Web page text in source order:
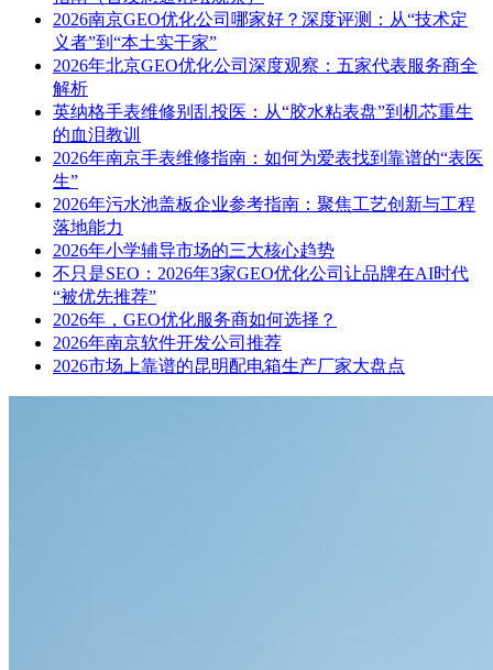
2026南京GEO优化公司哪家好？深度评测：从“技术定
义者”到“本土实干家”
2026年北京GEO优化公司深度观察：五家代表服务商全
解析
英纳格手表维修别乱投医：从“胶水粘表盘”到机芯重生
的血泪教训
2026年南京手表维修指南：如何为爱表找到靠谱的“表医
生”
2026年污水池盖板企业参考指南：聚焦工艺创新与工程
落地能力
2026年小学辅导市场的三大核心趋势
不只是SEO：2026年3家GEO优化公司让品牌在AI时代
“被优先推荐”
2026年，GEO优化服务商如何选择？
2026年南京软件开发公司推荐
2026市场上靠谱的昆明配电箱生产厂家大盘点